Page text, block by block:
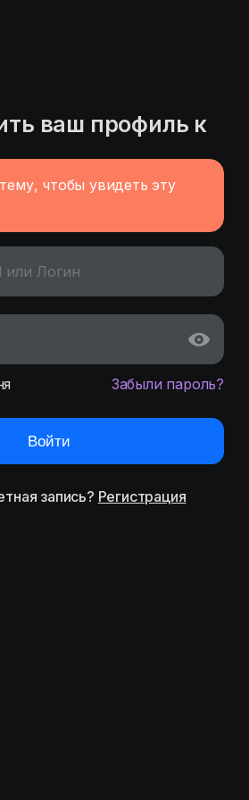
ваш профиль к
чтобы увидеть эту
Забыли пароль?
Войти
запись? Регистрация